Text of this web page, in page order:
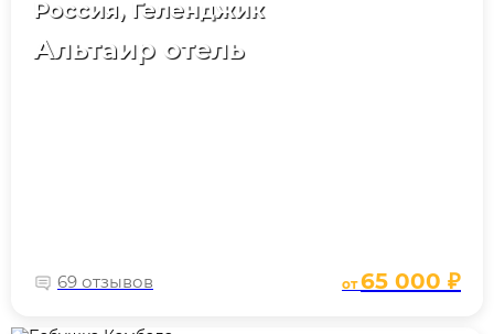
Россия, Геленджик
Альтаир отель
69 отзывов от65 000 ₽